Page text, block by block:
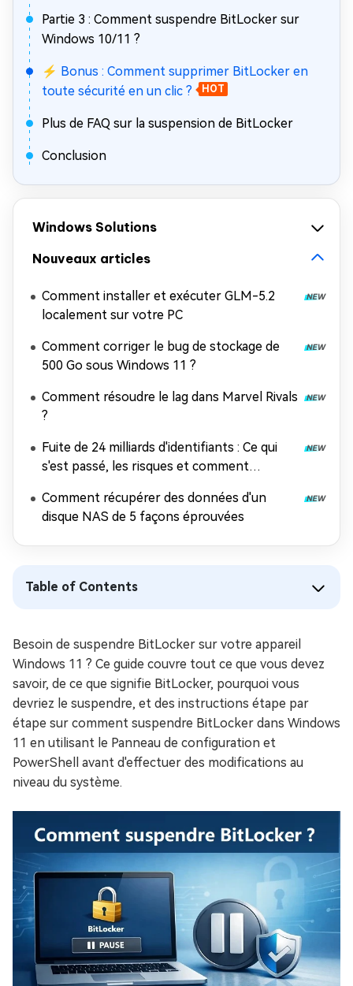
Partie 3 : Comment suspendre BitLocker sur
Windows 10/11 ?
⚡ Bonus : Comment supprimer BitLocker en
toute sécurité en un clic ?
HOT
Plus de FAQ sur la suspension de BitLocker
Conclusion
Windows Solutions
Nouveaux articles
Comment installer et exécuter GLM-5.2
localement sur votre PC
Comment corriger le bug de stockage de
500 Go sous Windows 11 ?
Comment résoudre le lag dans Marvel Rivals
?
Fuite de 24 milliards d'identifiants : Ce qui
s'est passé, les risques et comment
Comment récupérer des données d'un
disque NAS de 5 façons éprouvées
Table of Contents
Besoin de suspendre BitLocker sur votre appareil
Windows 11 ? Ce guide couvre tout ce que vous devez
savoir, de ce que signifie BitLocker, pourquoi vous
devriez le suspendre, et des instructions étape par
étape sur comment suspendre BitLocker dans Windows
11 en utilisant le Panneau de configuration et
PowerShell avant d'effectuer des modifications au
niveau du système.